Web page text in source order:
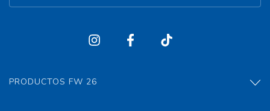
PRODUCTOS FW 26